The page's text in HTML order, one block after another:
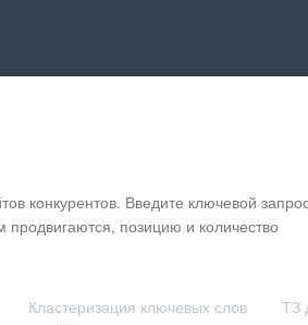
конкурентов. Введите ключевой
позицию и количество
Кластеризация ключевых слов ТЗ